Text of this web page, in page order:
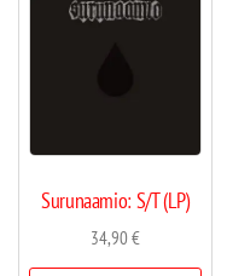
Surunaamio: S/T (LP)
34,90€